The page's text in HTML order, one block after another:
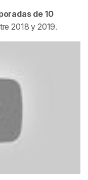
de 10
2018 y 2019.